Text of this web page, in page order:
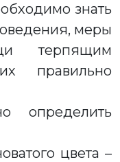
знать
меры
терпящим
правильно
определить
цвета –